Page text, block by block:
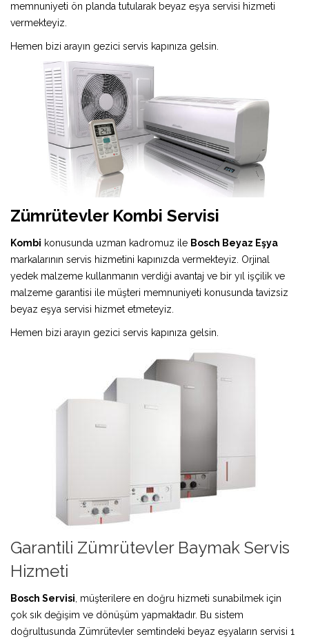
memnuniyeti ön planda tutularak beyaz eşya servisi hizmeti
vermekteyiz.
Hemen bizi arayın gezici servis kapınıza gelsin.
Zümrütevler Kombi Servisi
Kombi konusunda uzman kadromuz ile Bosch Beyaz Eşya
markalarının servis hizmetini kapınızda vermekteyiz. Orjinal
yedek malzeme kullanmanın verdiği avantaj ve bir yıl işçilik ve
malzeme garantisi ile müşteri memnuniyeti konusunda tavizsiz
beyaz eşya servisi hizmet etmeteyiz.
Hemen bizi arayın gezici servis kapınıza gelsin.
Garantili Zümrütevler Baymak Servis
Hizmeti
Bosch Servisi , müşterilere en doğru hizmeti sunabilmek için
çok sık değişim ve dönüşüm yapmaktadır. Bu sistem
doğrultusunda Zümrütevler semtindeki beyaz eşyaların servisi 1